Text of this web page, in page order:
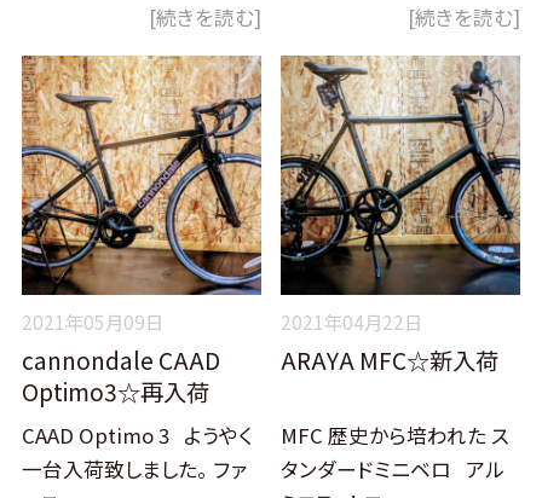
[続きを読む]
[続きを読む]
2021年05月09日
cannondale CAAD
Optimo3☆再入荷
CAAD Optimo 3 ようやく
一台入荷致しました。 ファ
2021年04月22日
ARAYA MFC☆新入荷
MFC 歴史から培われた ス
タンダードミニベロ アル